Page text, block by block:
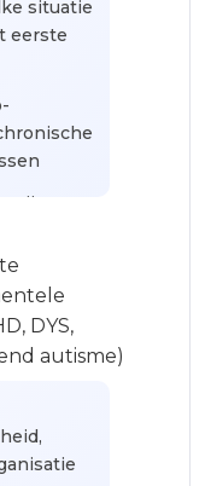
situatie
eerste
zijn
van
DYS,
autisme)